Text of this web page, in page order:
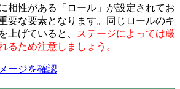
相性がある「ロール」が設定されてお
要な要素となります。同じロールのキ
上げていると、
ステージによっては厳
るため注意しましょう。
ージを確認